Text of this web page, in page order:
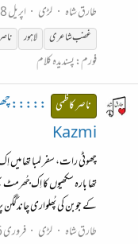
طارق شاہ
لڑی اپریل 28، 2017
غضب شاعری
لاہور
فورم:پسندیدہ کلام
ناصر کاظمی
Kazmi
چھوٹی رات، سفر لمبا تھا
تھا بارہ سکھیوں کا اِک جُھرمٹ
کے جوبن کی پُھلواری چاند
طارق شاہ
لڑی فروری 26، 2017